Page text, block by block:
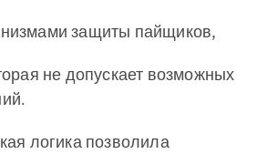
защиты пайщиков,
не допускает возможных
логика позволила